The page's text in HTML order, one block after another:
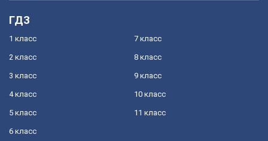
ГДЗ
1 класс
2 класс
3 класс
4 класс
5 класс
6 класс
7 класс
8 класс
9 класс
10 класс
11 класс